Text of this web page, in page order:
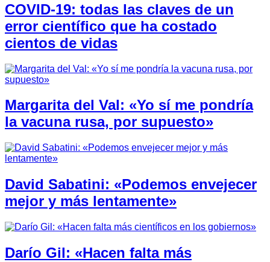
COVID-19: todas las claves de un
error científico que ha costado
cientos de vidas
Margarita del Val: «Yo sí me pondría
la vacuna rusa, por supuesto»
David Sabatini: «Podemos envejecer
mejor y más lentamente»
Darío Gil: «Hacen falta más